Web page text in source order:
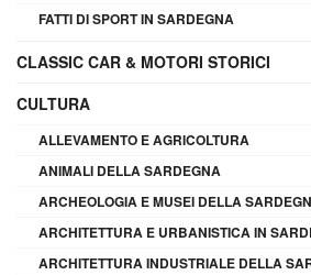
FATTI DI SPORT IN SARDEGNA
CLASSIC CAR & MOTORI STORICI
CULTURA
ALLEVAMENTO E AGRICOLTURA
ANIMALI DELLA SARDEGNA
ARCHEOLOGIA E MUSEI DELLA
ARCHITETTURA E URBANISTICA IN
ARCHITETTURA INDUSTRIALE DELLA